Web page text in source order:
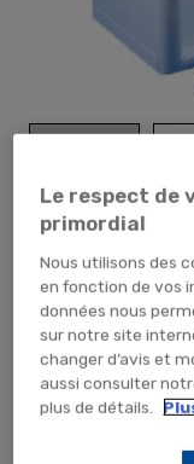
Le respect de
primordial
Nous utilisons des
en fonction de vos
données nous
sur notre site
changer d’avis et
aussi consulter
plus de détails.